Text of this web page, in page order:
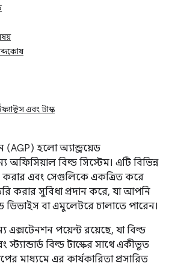
এবং টাস্ক
(AGP) হলো অ্যান্ড্রয়েড
অফিসিয়াল বিল্ড সিস্টেম। এটি বিভিন্ন
করার এবং সেগুলিকে একত্রিত করে
করার সুবিধা প্রদান করে, যা আপনি
ডিভাইস বা এমুলেটরে চালাতে পারেন।
এক্সটেনশন পয়েন্ট রয়েছে, যা বিল্ড
বিল্ড টাস্কের সাথে একীভূত
মাধ্যমে এর কার্যকারিতা প্রসারিত